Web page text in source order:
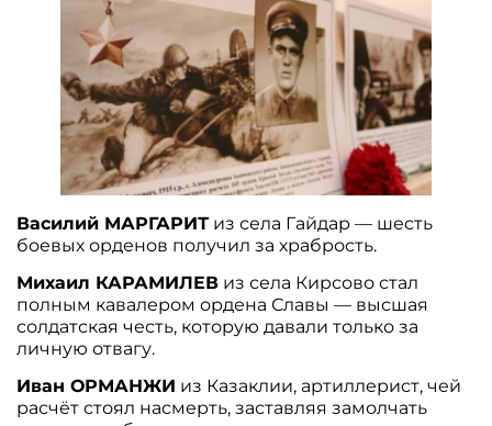
Василий МАРГАРИТ из села Гайдар — шесть
боевых орденов получил за храбрость.
Михаил КАРАМИЛЕВ из села Кирсово стал
полным кавалером ордена Славы — высшая
солдатская честь, которую давали только за
личную отвагу.
Иван ОРМАНЖИ из Казаклии, артиллерист, чей
расчёт стоял насмерть, заставляя замолчать